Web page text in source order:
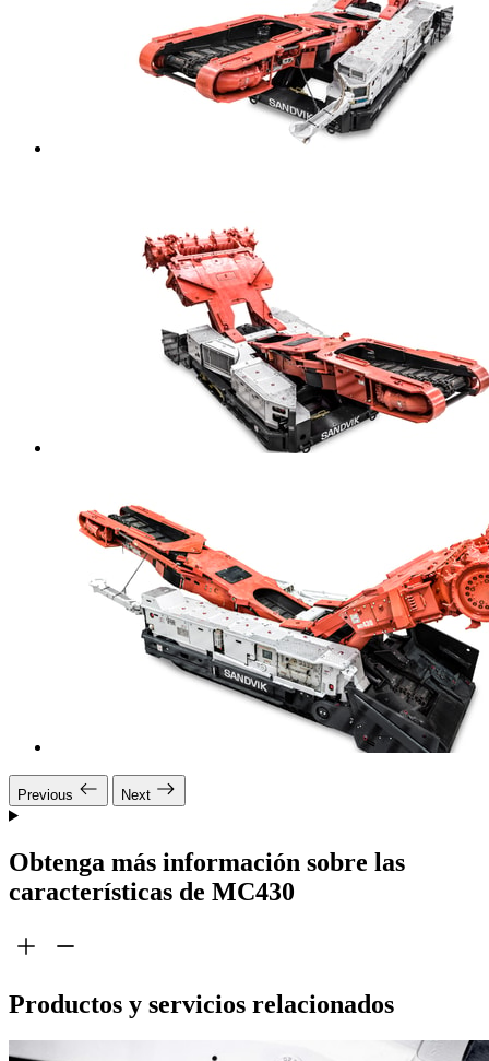
Previous Next
Obtenga más información sobre las
características de MC430
Productos y servicios relacionados